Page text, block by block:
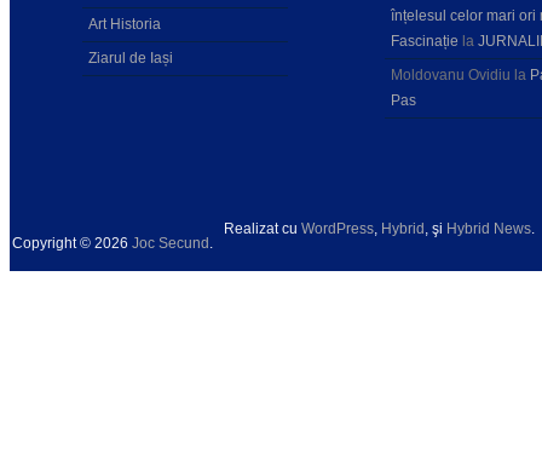
Art Historia
Ziarul de Iași
înțelesul celor mari ori
Fascinație la
Moldovanu Ovidiu la
Pas
Copyright © 2026 Joc Secund .
Realizat cu WordPress, Hybrid , şi Hybrid News.